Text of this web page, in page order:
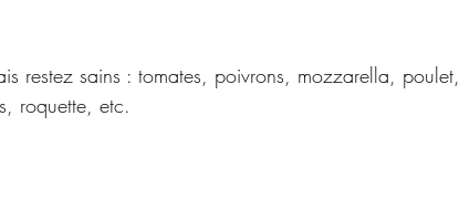
restez sains : tomates, poivrons, mozzarella, poulet,
roquette, etc.